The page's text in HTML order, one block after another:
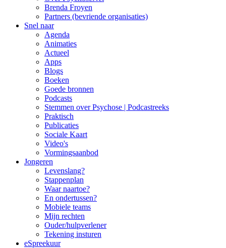
Brenda Froyen
Partners (bevriende organisaties)
Snel naar
Agenda
Animaties
Actueel
Apps
Blogs
Boeken
Goede bronnen
Podcasts
Stemmen over Psychose | Podcastreeks
Praktisch
Publicaties
Sociale Kaart
Video's
Vormingsaanbod
Jongeren
Levenslang?
Stappenplan
Waar naartoe?
En ondertussen?
Mobiele teams
Mijn rechten
Ouder/hulpverlener
Tekening insturen
eSpreekuur